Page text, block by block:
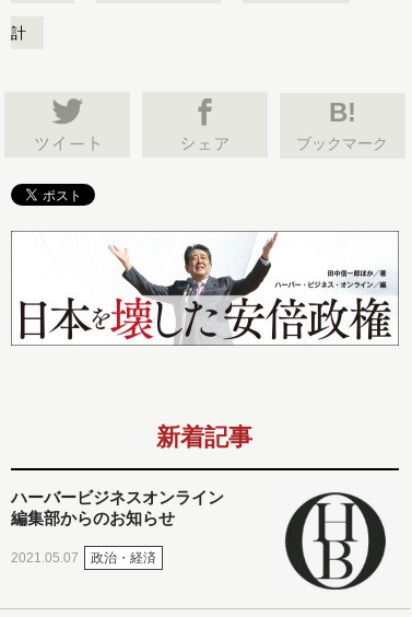
計
B!
ブックマーク
新着記事
ハーバービジネスオンライン
編集部からのお知らせ
2021.05.07 政治・経済